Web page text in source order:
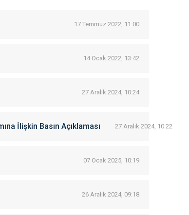
17 Temmuz 2022, 11:00
14 Ocak 2022, 13:42
27 Aralık 2024, 10:24
İlişkin Basın Açıklaması 27 Aralık 2024, 10:22
07 Ocak 2025, 10:19
26 Aralık 2024, 09:18